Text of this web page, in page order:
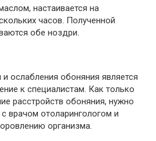
настаивается на
часов. Полученной
обе ноздри.
ослабления обоняния является
к специалистам. Как только
расстройств обоняния, нужно
врачом отоларингологом и
организма.